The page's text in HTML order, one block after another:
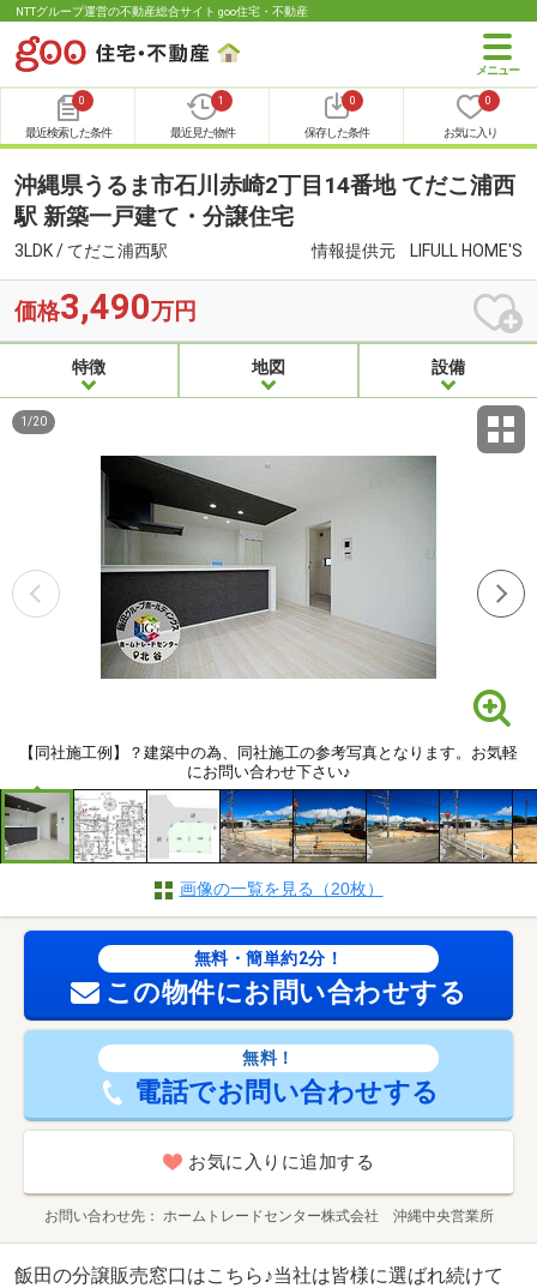
NTTグループ運営の不動産総合サイト goo住宅・不動産
0
最近検索した条件
1
最近見た物件
0
保存した条件
0
お気に入り
沖縄県うるま市石川赤崎2丁目14番地 てだこ浦西
駅 新築一戸建て・分譲住宅
3LDK / てだこ浦西駅 情報提供元 LIFULL HOME'S
価格3,490万円
特徴 地図 設備
【同社施工例】？建築中の為、同社施工の参考写真となります。お気軽
にお問い合わせ下さい♪
1 /20
画像の一覧を見る（20枚）
無料・簡単約2分！
この物件にお問い合わせする
無料！
電話でお問い合わせする
お気に入りに追加する
お問い合わせ先 ホームトレードセンター株式会社 沖縄中央営業所
飯田の分譲販売窓口はこちら♪当社は皆様に選ばれ続けて